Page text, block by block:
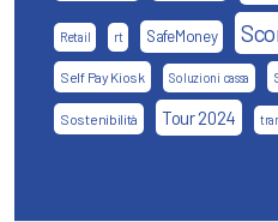
Retail rt SafeMoney
Self Pay Kiosk Soluzioni cassa
Sostenibilità Tour 2024